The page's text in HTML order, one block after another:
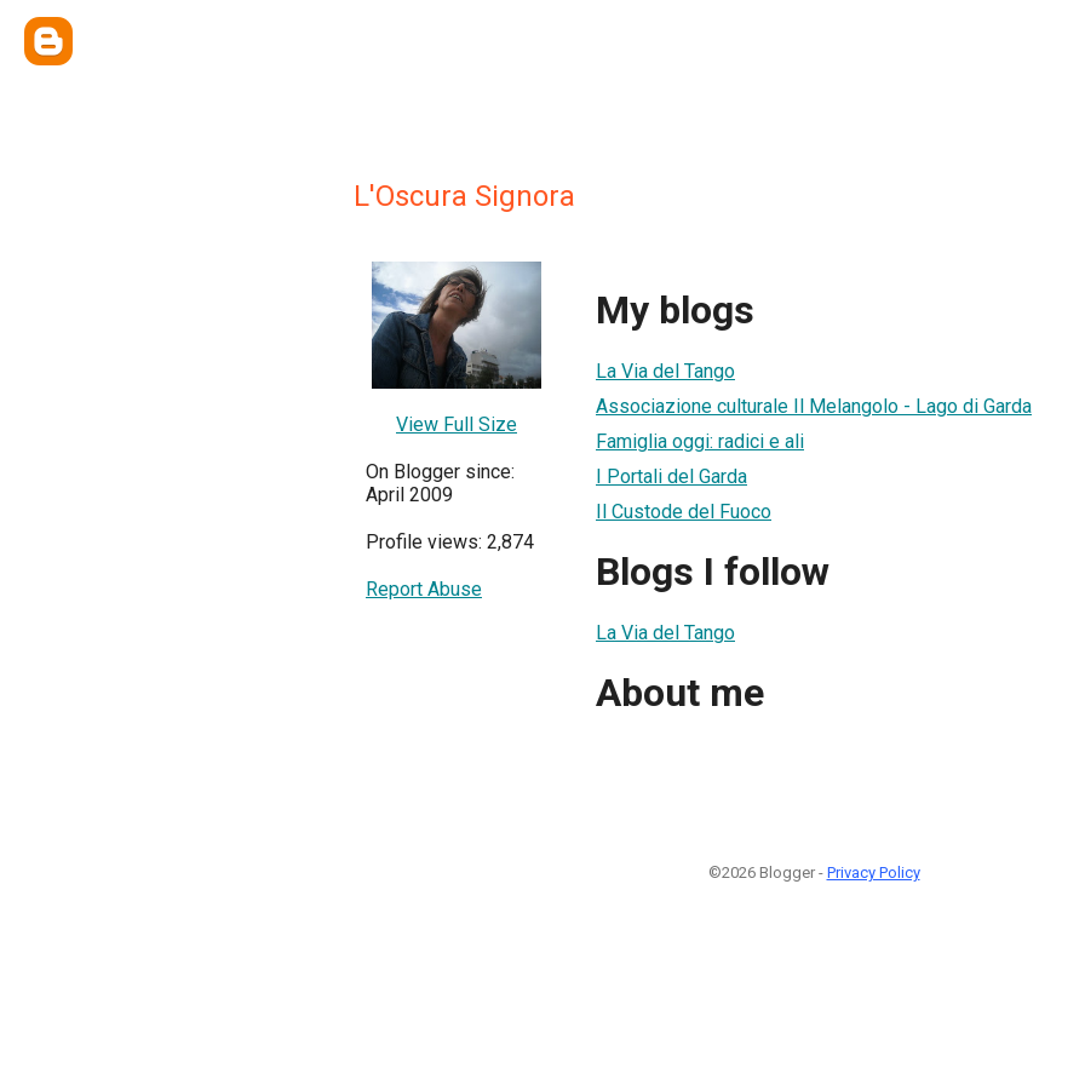
L'Oscura Signora
View Full Size
On Blogger since:
April 2009
Profile views: 2,874
Report Abuse
My blogs
La Via del Tango
Associazione culturale Il Melangolo - Lago di Garda
Famiglia oggi: radici e ali
I Portali del Garda
Il Custode del Fuoco
Blogs I follow
La Via del Tango
About me
©2026 Blogger - Privacy Policy